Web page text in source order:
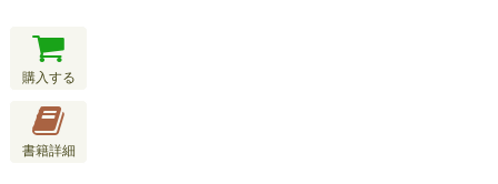
購入する
書籍詳細